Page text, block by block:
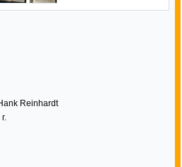
Reinhardt
г.